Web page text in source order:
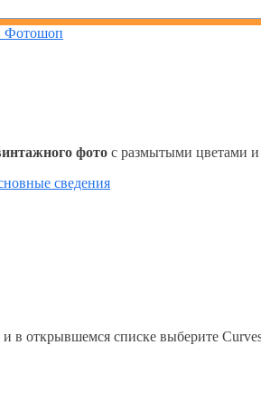
Фотошоп
фото с размытыми цветами и
сведения
в открывшемся списке выберите